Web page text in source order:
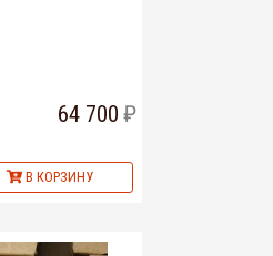
64 700
В КОРЗИНУ